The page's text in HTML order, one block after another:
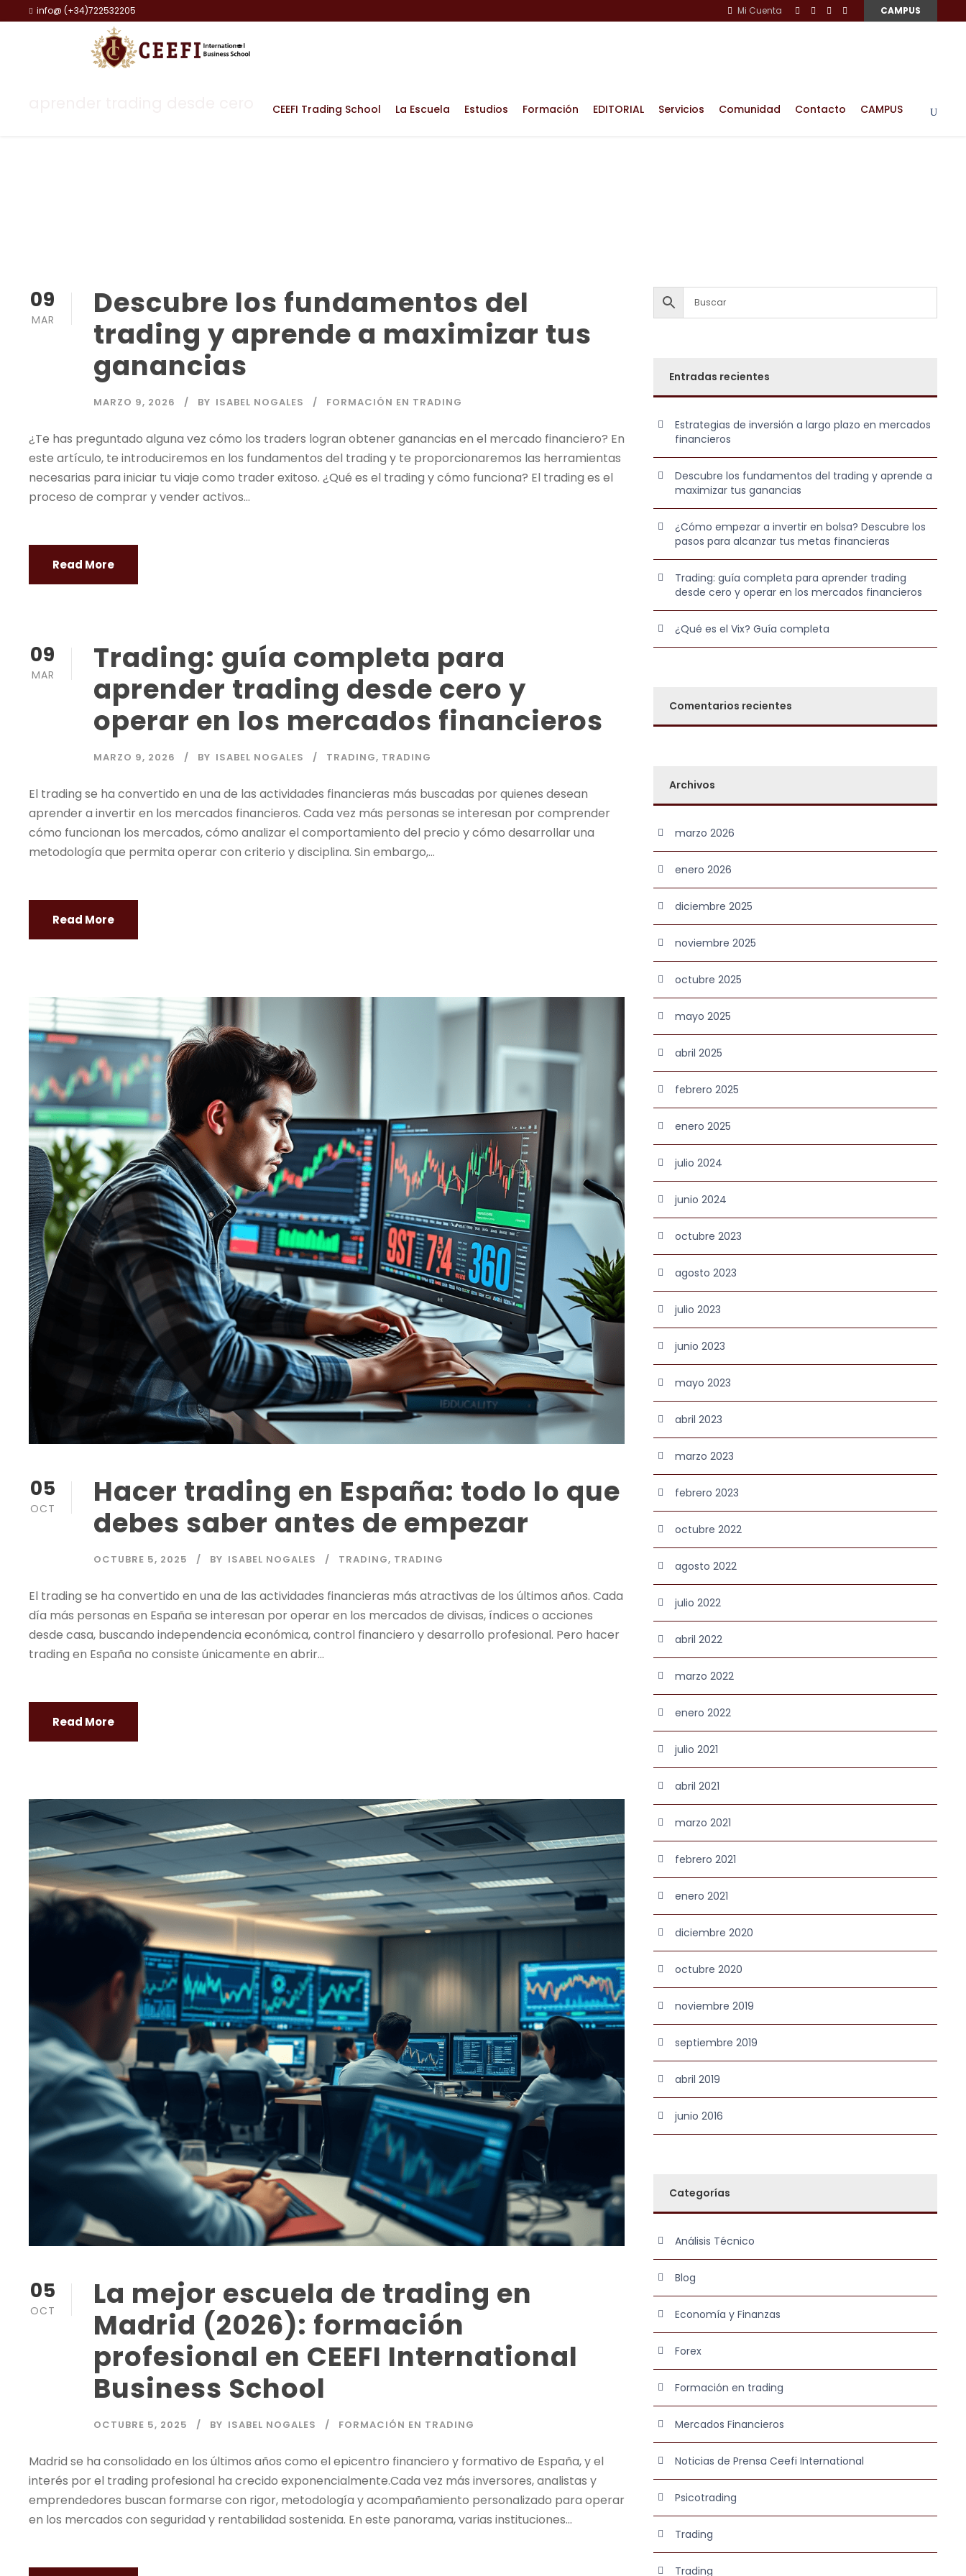
info@ (+34)722532205 Mi Cuenta CAMPUS
CEEFI Trading School La Escuela Estudios Formación EDITORIAL Servicios Comunidad Contacto CAMPUS
09
MAR
Descubre los fundamentos del
trading y aprende a maximizar tus
ganancias
MARZO 9, 2026 BY ISABEL NOGALES FORMACIÓN EN TRADING
¿Te has preguntado alguna vez cómo los traders logran obtener ganancias en el mercado financiero? En
este artículo, te introduciremos en los fundamentos del trading y te proporcionaremos las herramientas
necesarias para iniciar tu viaje como traderexitoso. ¿Qué es el trading y cómo funciona? El trading es el
proceso de comprar y vender activos...
Read More
09
MAR
Trading: guía completa para
aprender trading desde cero y
operar en los mercados financieros
MARZO 9, 2026 BY ISABEL NOGALES TRADING, TRADING
El trading se ha convertido en una de las actividades financieras más buscadas por quienes desean
aprender a invertir en los mercados financieros. Cada vez más personas se interesan por comprender
cómo funcionan los mercados, cómo analizar el comportamiento del precio y cómo desarrollar una
metodología que permita operar con criterio y disciplina. Sin embargo,...
Read More
05
OCT
Hacer trading en España: todo lo que
debes saber antes de empezar
OCTUBRE 5, 2025 BY ISABEL NOGALES TRADING, TRADING
El trading se ha convertido en una de las actividades financieras más atractivas de los últimos años. Cada
día más personas en España se interesan por operar en los mercados de divisas, índices o acciones
desde casa, buscando independencia económica, control financiero y desarrollo profesional. Pero hacer
trading en España no consiste únicamente en abrir...
Read More
05
OCT
La mejor escuela de trading en
Madrid (2026): formación
profesional en CEEFI International
Business School
OCTUBRE 5, 2025 BY ISABEL NOGALES FORMACIÓN EN TRADING
Madrid se ha consolidado en los últimos años como el epicentro financiero y formativo de España, y el
interés por el trading profesional ha crecido exponencialmente.Cada vez más inversores, analistas y
emprendedores buscan formarse con rigor, metodología y acompañamiento personalizado para operar
en los mercados con seguridad y rentabilidad sostenida. En este panorama, varias instituciones...
Entradas recientes
Estrategias de inversión a largo plazo en mercados
financieros
Descubre los fundamentos del trading y aprende a
maximizar tus ganancias
¿Cómo empezar a invertir en bolsa? Descubre los
pasos para alcanzar tus metas financieras
Trading: guía completa para aprender trading
desde cero y operar en los mercados financieros
¿Qué es el Vix? Guía completa
Comentarios recientes
Archivos
marzo 2026
enero 2026
diciembre 2025
noviembre 2025
octubre 2025
mayo 2025
abril 2025
febrero 2025
enero 2025
julio 2024
junio 2024
octubre 2023
agosto 2023
julio 2023
junio 2023
mayo 2023
abril 2023
marzo 2023
febrero 2023
octubre 2022
agosto 2022
julio 2022
abril 2022
marzo 2022
enero 2022
julio 2021
abril 2021
marzo 2021
febrero 2021
enero 2021
diciembre 2020
octubre 2020
noviembre 2019
septiembre 2019
abril 2019
junio 2016
Categorías
Análisis Técnico
Blog
Economía y Finanzas
Forex
Formación en trading
Mercados Financieros
Noticias de Prensa Ceefi International
Psicotrading
Trading
Trading